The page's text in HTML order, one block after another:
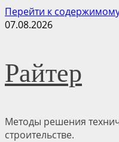
Перейти к
07.08.2026
Райтер
Методы решения
строительстве.